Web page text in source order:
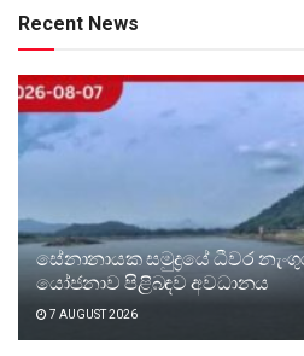
Recent News
සේනානායක සමුද්‍රයේ ධීවර
යෝජනාව පිළිබඳව අවධානය
7 AUGUST 2026